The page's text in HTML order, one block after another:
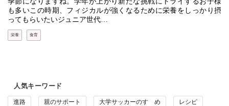
も多いこの時期、フィジカルが強くなるために栄養をしっかり摂
ってもらいたいジュニア世代…
栄養 食育
人気キーワード
進路 親のサポート 大学サッカーのすゝめ レシピ